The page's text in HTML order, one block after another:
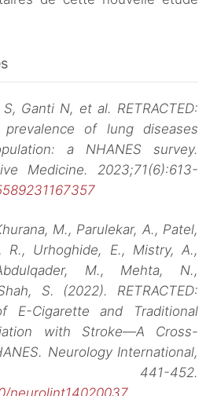
Ganti N, et al. RETRACTED:
of lung diseases
a NHANES survey.
Medicine. 2023;71(6):613-
M., Parulekar, A., Patel,
Urhoghide, E., Mistry, A.,
M., Mehta, N.,
S. (2022). RETRACTED:
E-Cigarette and Traditional
with Stroke—A Cross-
Neurology International,
452.